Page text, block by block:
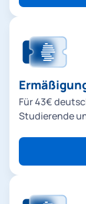
B
n
B
u
s
Für 43€
Studierende